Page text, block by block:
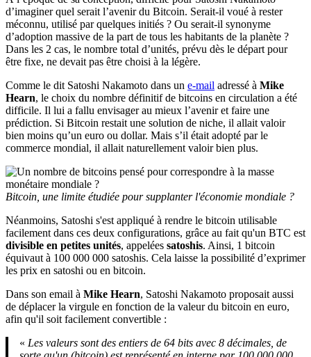
d’imaginer quel serait l’avenir du Bitcoin. Serait-il voué à rester
méconnu, utilisé par quelques initiés ? Ou serait-il synonyme
d’adoption massive de la part de tous les habitants de la planète ?
Dans les 2 cas, le nombre total d’unités, prévu dès le départ pour
être fixe, ne devait pas être choisi à la légère.
Comme le dit Satoshi Nakamoto dans un e-mail adressé à Mike
Hearn, le choix du nombre définitif de bitcoins en circulation a été
difficile. Il lui a fallu envisager au mieux l’avenir et faire une
prédiction. Si Bitcoin restait une solution de niche, il allait valoir
bien moins qu’un euro ou dollar. Mais s’il était adopté par le
commerce mondial, il allait naturellement valoir bien plus.
Bitcoin, une limite étudiée pour supplanter l'économie mondiale ?
Néanmoins, Satoshi s'est appliqué à rendre le bitcoin utilisable
facilement dans ces deux configurations, grâce au fait qu'un BTC est
divisible en petites unités, appelées satoshis. Ainsi, 1 bitcoin
équivaut à 100 000 000 satoshis. Cela laisse la possibilité d’exprimer
les prix en satoshi ou en bitcoin.
Dans son email à Mike Hearn, Satoshi Nakamoto proposait aussi
de déplacer la virgule en fonction de la valeur du bitcoin en euro,
afin qu'il soit facilement convertible :
« Les valeurs sont des entiers de 64 bits avec 8 décimales, de